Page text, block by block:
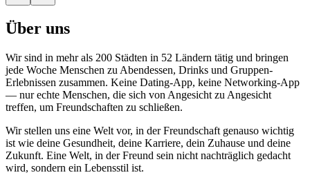
Über uns
Wir sind in mehr als 200 Städten in 52 Ländern tätig und bringen
jede Woche Menschen zu Abendessen, Drinks und Gruppen-
Erlebnissen zusammen. Keine Dating-App, keine Networking-App
— nur echte Menschen, die sich von Angesicht zu Angesicht
treffen, um Freundschaften zu schließen.
Wir stellen uns eine Welt vor, in der Freundschaft genauso wichtig
ist wie deine Gesundheit, deine Karriere, dein Zuhause und deine
Zukunft. Eine Welt, in der Freund sein nicht nachträglich gedacht
wird, sondern ein Lebensstil ist.